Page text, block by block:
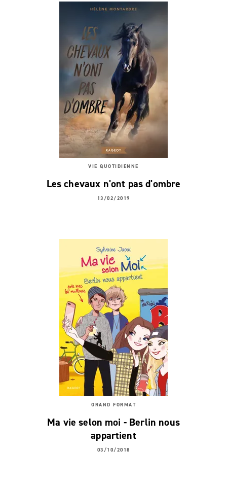
VIE QUOTIDIENNE
Les chevaux n'ont pas d'ombre
13/02/2019
GRAND FORMAT
Ma vie selon moi - Berlin nous
appartient
03/10/2018